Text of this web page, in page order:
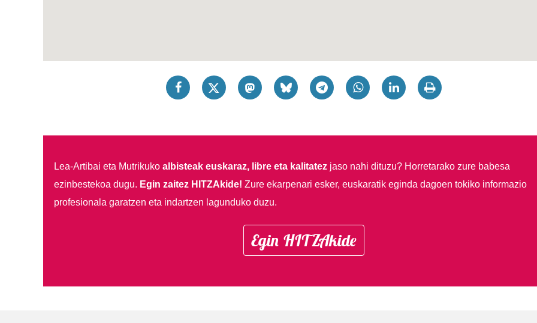
Lea-Artibai eta Mutrikuko albisteak euskaraz, libre eta kalitatezjaso nahi dituzu? Horretarako zure babesa
ezinbestekoa dugu. Egin zaitez HITZAkide! Zure ekarpenari esker, euskaratik eginda dagoen tokiko informazio
profesionala garatzen eta indartzen lagunduko duzu.
Egin HITZAkide